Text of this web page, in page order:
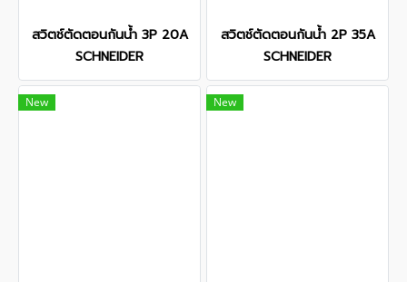
สวิตช์ตัดตอนกันน้ำ 3P 20A
SCHNEIDER
สวิตช์ตัดตอนกันน้ำ 2P 35A
SCHNEIDER
New New